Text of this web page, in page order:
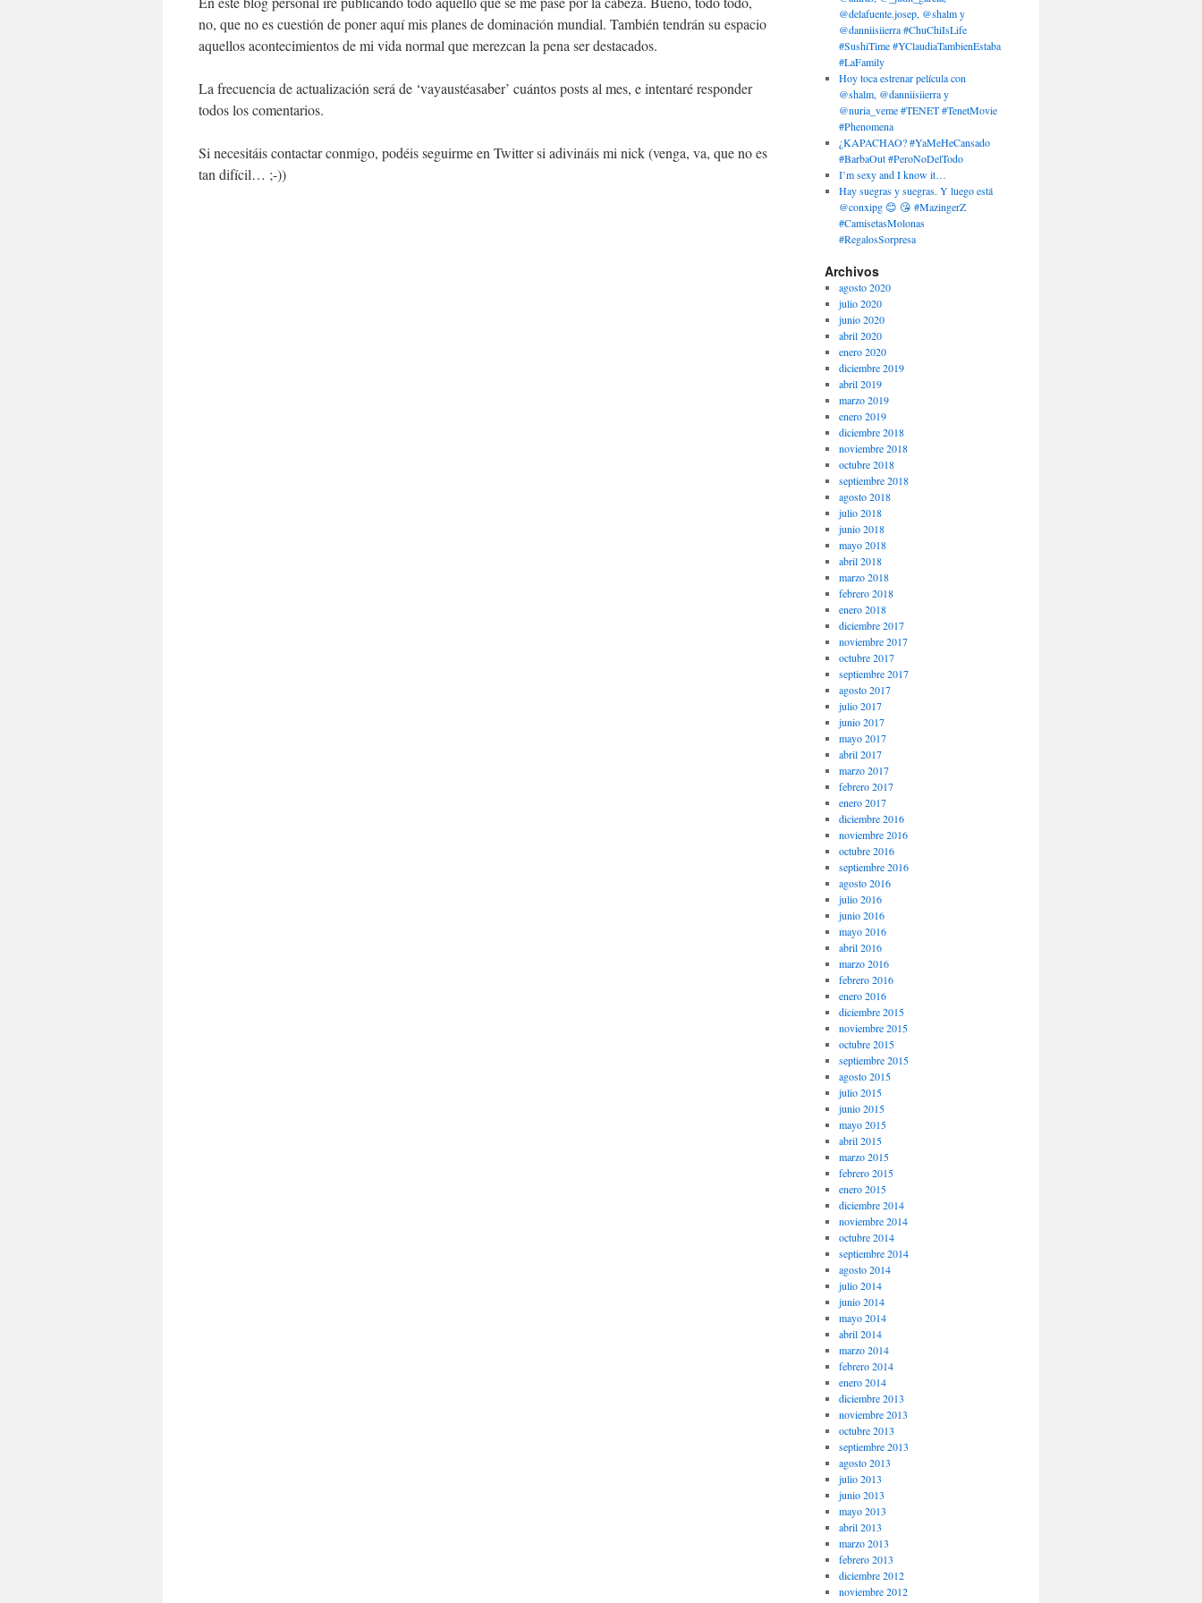
no, que no es cuestión de poner aquí mis planes de dominación mundial. También tendrán su espacio
aquellos acontecimientos de mi vida normal que merezcan la pena ser destacados.
La frecuencia de actualización será de ‘vayaustéasaber’ cuántos posts al mes, e intentaré responder
todos los comentarios.
Si necesitáis contactar conmigo, podéis seguirme en Twitter si adivináis mi nick (venga, va, que no es
tan difícil… ;-))
@delafuente.josep, @shalm y
@danniisiierra #ChuChiIsLife
#SushiTime #YClaudiaTambienEstaba
#LaFamily
Hoy toca estrenar película con
@shalm, @danniisiierra y
@nuria_veme #TENET #TenetMovie
#Phenomena
¿KAPACHAO? #YaMeHeCansado
#BarbaOut #PeroNoDelTodo
I’m sexy and I know it…
Hay suegras y suegras. Y luego está
@conxipg 😊 😘 #MazingerZ
#CamisetasMolonas
#RegalosSorpresa
Archivos
agosto 2020
julio 2020
junio 2020
abril 2020
enero 2020
diciembre 2019
abril 2019
marzo 2019
enero 2019
diciembre 2018
noviembre 2018
octubre 2018
septiembre 2018
agosto 2018
julio 2018
junio 2018
mayo 2018
abril 2018
marzo 2018
febrero 2018
enero 2018
diciembre 2017
noviembre 2017
octubre 2017
septiembre 2017
agosto 2017
julio 2017
junio 2017
mayo 2017
abril 2017
marzo 2017
febrero 2017
enero 2017
diciembre 2016
noviembre 2016
octubre 2016
septiembre 2016
agosto 2016
julio 2016
junio 2016
mayo 2016
abril 2016
marzo 2016
febrero 2016
enero 2016
diciembre 2015
noviembre 2015
octubre 2015
septiembre 2015
agosto 2015
julio 2015
junio 2015
mayo 2015
abril 2015
marzo 2015
febrero 2015
enero 2015
diciembre 2014
noviembre 2014
octubre 2014
septiembre 2014
agosto 2014
julio 2014
junio 2014
mayo 2014
abril 2014
marzo 2014
febrero 2014
enero 2014
diciembre 2013
noviembre 2013
octubre 2013
septiembre 2013
agosto 2013
julio 2013
junio 2013
mayo 2013
abril 2013
marzo 2013
febrero 2013
diciembre 2012
noviembre 2012